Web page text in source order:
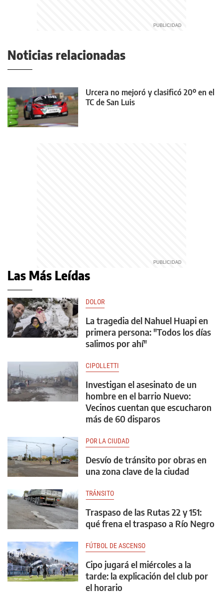
Noticias relacionadas
Urcera no mejoró y clasificó 20º en el
TC de San Luis
Las Más Leídas
DOLOR
La tragedia del Nahuel Huapi en
primera persona: "Todos los días
salimos por ahí"
CIPOLLETTI
Investigan el asesinato de un
hombre en el barrio Nuevo:
Vecinos cuentan que escucharon
más de 60 disparos
POR LA CIUDAD
Desvío de tránsito por obras en
una zona clave de la ciudad
TRÁNSITO
Traspaso de las Rutas 22 y 151:
qué frena el traspaso a Río Negro
FÚTBOL DE ASCENSO
Cipo jugará el miércoles a la
tarde: la explicación del club por
el horario